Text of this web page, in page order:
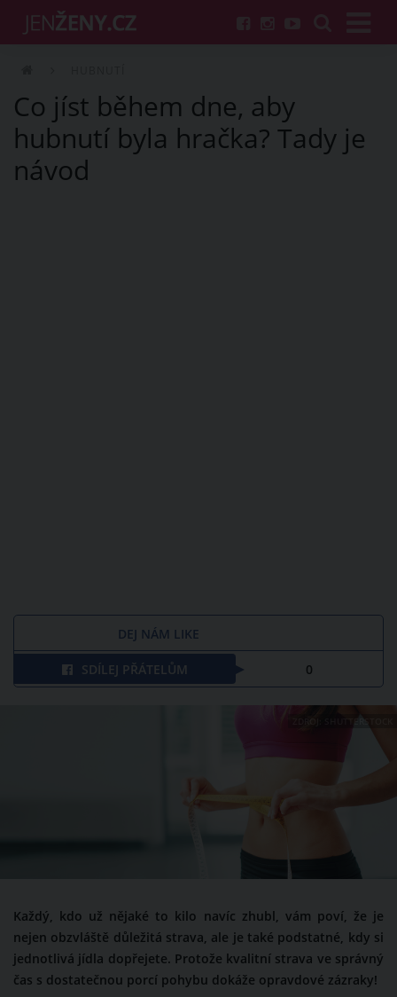
Co jíst během dne, aby
hubnutí byla hračka? Tady je
návod
DEJ NÁM LIKE
SDÍLEJ PŘÁTELŮM 0
ZDROJ: SHUTTERSTOCK
Každý, kdo už nějaké to kilo navíc zhubl, vám poví, že je
nejen obzvláště důležitá strava, ale je také podstatné, kdy si
jednotlivá jídla dopřejete. Protože kvalitní strava ve správný
čas s dostatečnou porcí pohybu dokáže opravdové zázraky!